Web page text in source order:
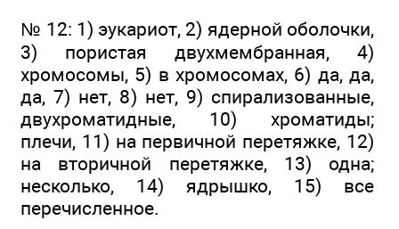
№ 12: 1) эукариот, 2) ядерной оболочки,
3) пористая двухмембранная, 4)
хромосомы, 5) в хромосомах, 6) да, да,
да, 7) нет, 8) нет, 9) спирализованные,
двухроматидные, 10) хроматиды;
плечи, 11) на первичной перетяжке, 12)
на вторичной перетяжке, 13) одна;
несколько, 14) ядрышко, 15) все
перечисленное.